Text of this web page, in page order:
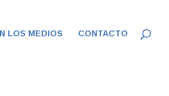
LOS MEDIOS CONTACTO